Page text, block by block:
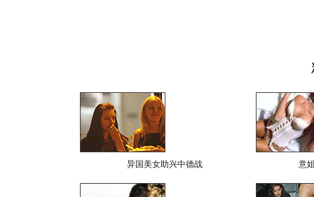
异国美女助兴中德战 意